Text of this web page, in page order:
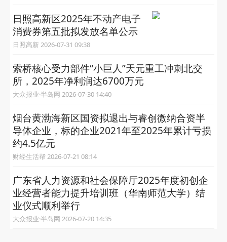
日照高新区2025年不动产电子
消费券第五批拟发放名单公示
日照高新 2026-07-31 09:38
索桥核心受力部件“小巨人”天元重工冲刺北交
所，2025年净利润达6700万元
大众报业·半岛网 2026-07-30 14:40
烟台黄渤海新区国资拟退出与睿创微纳合资半
导体企业，标的企业2021年至2025年累计亏损
约4.5亿元
财经生活帮 2026-07-21 08:14
广东省人力资源和社会保障厅2025年度初创企
业经营者能力提升培训班（华南师范大学）结
业仪式顺利举行
大众报业·半岛网 2026-07-20 14:35